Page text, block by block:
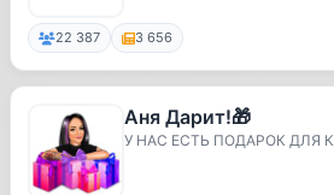
22 387 3 656
Аня Дарит!🎁
У НАС ЕСТЬ ПОДАРОК ДЛЯ